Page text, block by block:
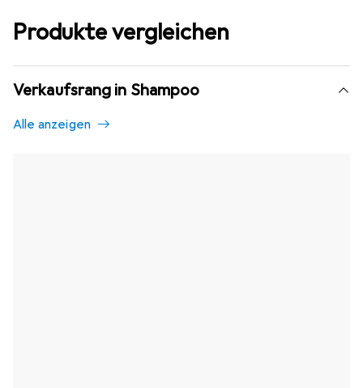
Produkte vergleichen
Verkaufsrang in Shampoo
Alle anzeigen